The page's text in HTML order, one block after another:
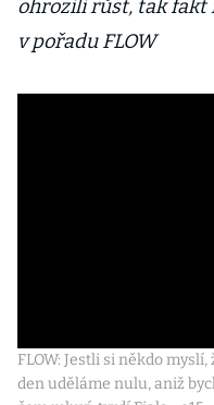
ohrozili růst, tak fakt
v pořadu FLOW
FLOW: Jestli si někdo
den uděláme nulu, aniž